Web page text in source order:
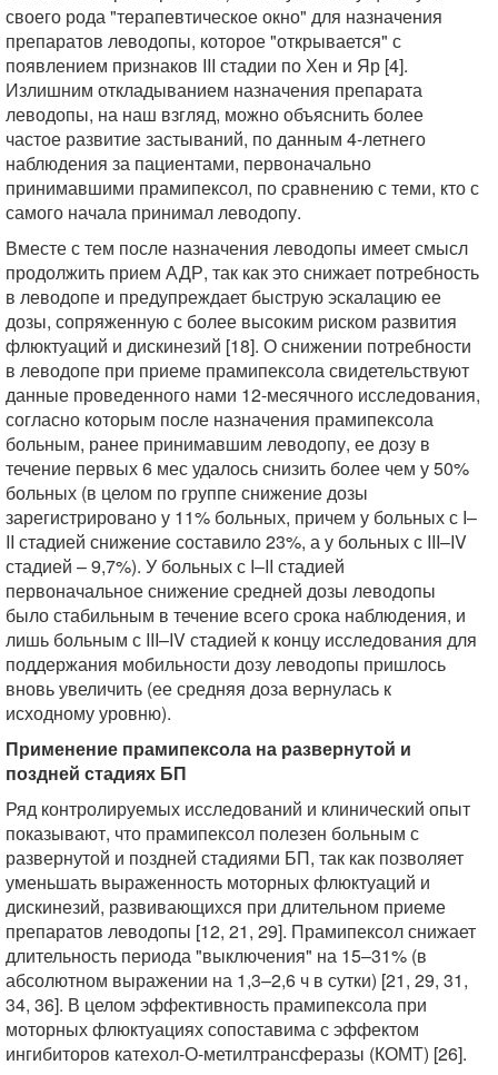
своего рода "терапевтическое окно" для назначения
препаратов леводопы, которое "открывается" с
появлением признаков III стадии по Хен и Яр [4].
Излишним откладыванием назначения препарата
леводопы, на наш взгляд, можно объяснить более
частое развитие застываний, по данным 4-летнего
наблюдения за пациентами, первоначально
принимавшими прамипексол, по сравнению с теми, кто с
самого начала принимал леводопу.
Вместе с тем после назначения леводопы имеет смысл
продолжить прием АДР, так как это снижает потребность
в леводопе и предупреждает быструю эскалацию ее
дозы, сопряженную с более высоким риском развития
флюктуаций и дискинезий [18]. О снижении потребности
в леводопе при приеме прамипексола свидетельствуют
данные проведенного нами 12-месячного исследования,
согласно которым после назначения прамипексола
больным, ранее принимавшим леводопу, ее дозу в
течение первых 6 мес удалось снизить более чем у 50%
больных (в целом по группе снижение дозы
зарегистрировано у 11% больных, причем у больных с I–
II стадией снижение составило 23%, а у больных с III–IV
стадией – 9,7%). У больных с I–II стадией
первоначальное снижение средней дозы леводопы
было стабильным в течение всего срока наблюдения, и
лишь больным с III–IV стадией к концу исследования для
поддержания мобильности дозу леводопы пришлось
вновь увеличить (ее средняя доза вернулась к
исходному уровню).
Применение прамипексола на развернутой и
поздней стадиях БП
Ряд контролируемых исследований и клинический опыт
показывают, что прамипексол полезен больным с
развернутой и поздней стадиями БП, так как позволяет
уменьшать выраженность моторных флюктуаций и
дискинезий, развивающихся при длительном приеме
препаратов леводопы [12, 21, 29]. Прамипексол снижает
длительность периода "выключения" на 15–31% (в
абсолютном выражении на 1,3–2,6 ч в сутки) [21, 29, 31,
34, 36]. В целом эффективность прамипексола при
моторных флюктуациях сопоставима с эффектом
ингибиторов катехол-О-метилтрансферазы (КОМТ) [26].